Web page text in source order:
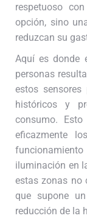
respetuoso
opción, sino
reduzcan su
Aquí es donde
personas
estos
históricos y
consumo.
eficazmente
iluminación en
estas zonas no
que supone
reducción de la